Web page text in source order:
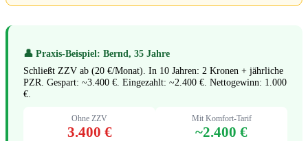
👤 Praxis-Beispiel: Bernd, 35 Jahre
Schließt ZZV ab (20 €/Monat). In 10 Jahren: 2 Kronen + jährliche
PZR. Gespart: ~3.400 €. Eingezahlt: ~2.400 €. Nettogewinn: 1.000
€.
Ohne ZZV
3.400 €
Mit Komfort-Tarif
~2.400 €